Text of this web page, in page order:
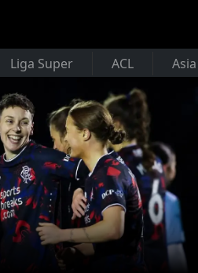
Liga Super ACL